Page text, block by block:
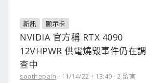
新訊 顯示卡
NVIDIA 官方稱 RTX 4090
12VHPWR 供電燒毀事件仍在調
查中
soothepain 11/14/22，13:40 2 留言